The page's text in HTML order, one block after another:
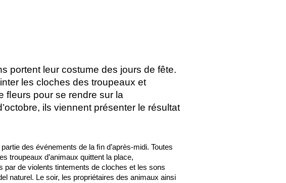
portent leur costume des jours de fête.
les cloches des troupeaux et
ﬂeurs pour se rendre sur la
ils viennent présenter le résultat
partie des événements de la ﬁn d’après-midi. Toutes
troupeaux d’animaux quittent la place,
par de violents tintements de cloches et les sons
naturel. Le soir, les propriétaires des animaux ainsi